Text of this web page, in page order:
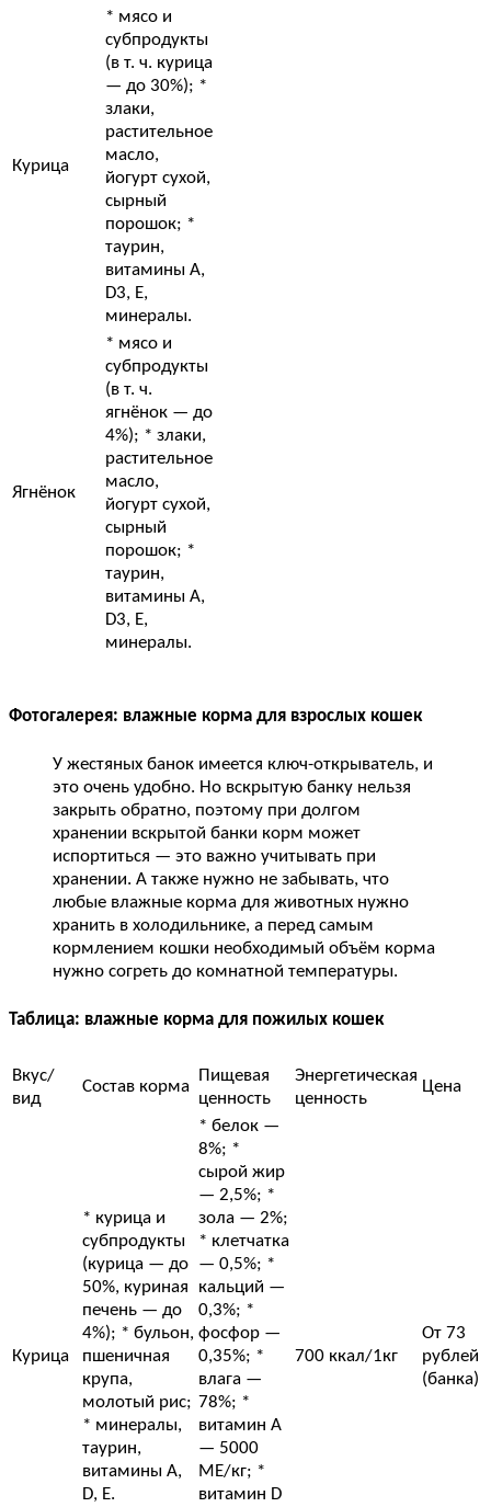
Курица
* мясо и
субпродукты
(в т. ч. курица
— до 30%); *
злаки,
растительное
масло,
йогурт сухой,
сырный
порошок; *
таурин,
витамины A,
D3, E,
минералы.
Ягнёнок
* мясо и
субпродукты
(в т. ч.
ягнёнок — до
4%); * злаки,
растительное
масло,
йогурт сухой,
сырный
порошок; *
таурин,
витамины A,
D3, E,
минералы.
Фотогалерея: влажные корма для взрослых кошек
У жестяных банок имеется ключ-открыватель, и
это очень удобно. Но вскрытую банку нельзя
закрыть обратно, поэтому при долгом
хранении вскрытой банки корм может
испортиться — это важно учитывать при
хранении. А также нужно не забывать, что
любые влажные корма для животных нужно
хранить в холодильнике, а перед самым
кормлением кошки необходимый объём корма
нужно согреть до комнатной температуры.
Таблица: влажные корма для пожилых кошек
Вкус/
вид
Состав корма
Пищевая
ценность
Энергетическая
ценность
Цена
Курица
* курица и
субпродукты
(курица — до
50%, куриная
печень — до
4%); * бульон,
пшеничная
крупа,
молотый рис;
* минералы,
таурин,
витамины А,
D, Е.
* белок —
8%; *
сырой жир
— 2,5%; *
зола — 2%;
* клетчатка
— 0,5%; *
кальций —
0,3%; *
фосфор —
0,35%; *
влага —
78%; *
витамин А
— 5000
МЕ/кг; *
витамин D
700 ккал/1кг
От 73
рублей
(банка)